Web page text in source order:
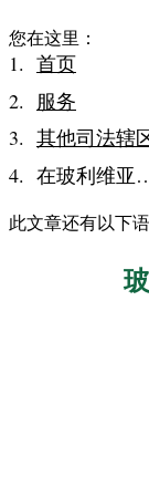
您在这里：
首页
服务
其他司法辖
在玻利维亚
此文章还有以下